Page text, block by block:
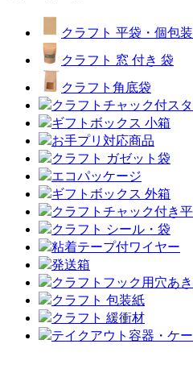
クラフト 平袋・個包
クラフト 窓 付き 袋
クラフト角底袋
クラフトチャック付ス
ギフトボックス 小箱
お手プリ対応商品
クラフト ガゼット袋
エコパッケージ
ギフトボックス 外箱
クラフトチャック付き
クラフト シール・袋
粘着テープ付ワイヤー
発送箱
クラフトフック用穴あ
クラフト 包装紙
クラフト 緩衝材
テイクアウト容器・ケ